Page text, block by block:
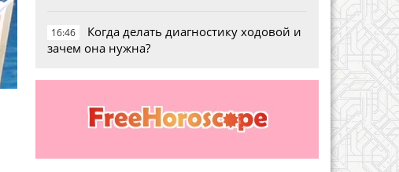
16:46
Когда делать диагностику ходовой и
зачем она нужна?